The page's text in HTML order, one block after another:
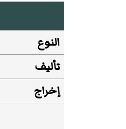
النوع
تأليف
إخراج